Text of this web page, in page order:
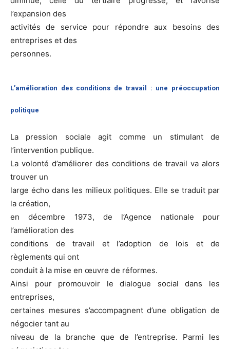
l’expansion des
activités de service pour répondre aux besoins des
entreprises et des
personnes.
L’amélioration des conditions de travail : une préoccupation
politique
La pression sociale agit comme un stimulant de
l’intervention publique.
La volonté d’améliorer des conditions de travail va alors
trouver un
large écho dans les milieux politiques. Elle se traduit par
la création,
en décembre 1973, de l’Agence nationale pour
l’amélioration des
conditions de travail et l’adoption de lois et de
règlements qui ont
conduit à la mise en œuvre de réformes.
Ainsi pour promouvoir le dialogue social dans les
entreprises,
certaines mesures s’accompagnent d’une obligation de
négocier tant au
niveau de la branche que de l’entreprise. Parmi les